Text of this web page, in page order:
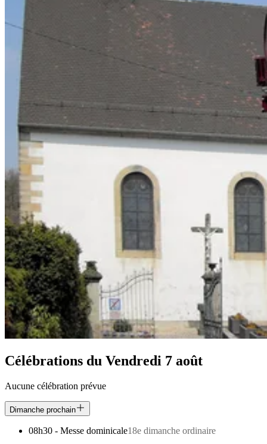
Célébrations du Vendredi 7 août
Aucune célébration prévue
Dimanche prochain
08h30 - Messe dominicale18e dimanche ordinaire